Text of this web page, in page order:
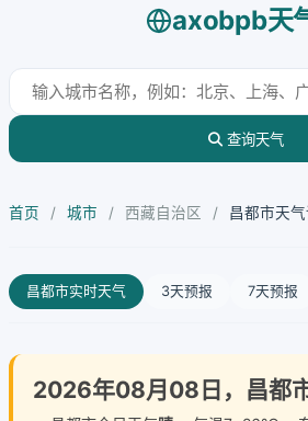
axobpb天
查询天气
首页 / 城市 / 西藏自治区 / 昌都市天
昌都市实时天气 3天预报 7天预报
2026年08月08日，昌都市